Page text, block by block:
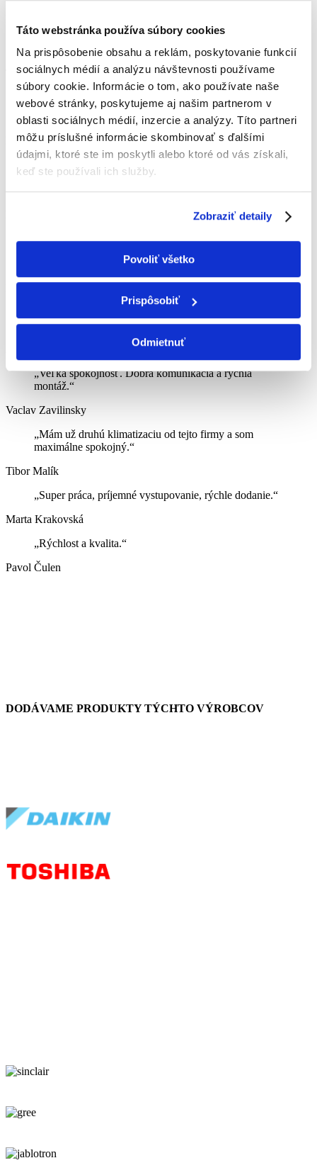
Táto webstránka používa súbory cookies
Na prispôsobenie obsahu a reklám, poskytovanie funkcií
sociálnych médií a analýzu návštevnosti používame
súbory cookie. Informácie o tom, ako používate naše
webové stránky, poskytujeme aj našim partnerom v
oblasti sociálnych médií, inzercie a analýzy. Títo partneri
môžu príslušné informácie skombinovať s ďalšími
údajmi, ktoré ste im poskytli alebo ktoré od vás získali,
keď ste používali ich služby.
Zobraziť detaily
Povoliť všetko
Prispôsobiť
Odmietnuť
Ján Hajdučko
„Sme veľmi spokojní, profesionálny prístup,
poradenstvo, rýchla realizácia, kvalitná a odborná
práca.“
Ľubica Konečná
„Prispôsobili sa mojim časovým možnostiam na 100 %,
vrátane soboty. Práca odvedená ne jednotku. Seriózny a
profesionálny prístup.“
„Profesionálne vystupovanie, príjemné a milé.
Hana Steininger
rýchla, odborná a hlavne čistá práca.“
„Veľká spokojnosť. Dobrá komunikácia a rýchla
montáž.“
Vaclav Zavilinsky
„Mám už druhú klimatizaciu od tejto firmy a som
maximálne spokojný.“
Tibor Malík
„Super práca, príjemné vystupovanie, rýchle dodanie.“
Marta Krakovská
„Rýchlost a kvalita.“
Pavol Čulen
DODÁVAME PRODUKTY TÝCHTO VÝROBCOV